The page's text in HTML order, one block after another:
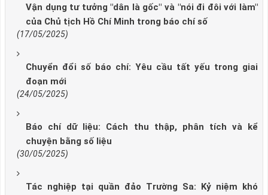
Vận dụng tư tưởng "dân là gốc" và "nói đi đôi với làm"
của Chủ tịch Hồ Chí Minh trong báo chí số
(17/05/2025)
Chuyển đổi số báo chí: Yêu cầu tất yếu trong giai
đoạn mới
(24/05/2025)
Báo chí dữ liệu: Cách thu thập, phân tích và kể
chuyện bằng số liệu
(30/05/2025)
Tác nghiệp tại quần đảo Trường Sa: Kỷ niệm khó